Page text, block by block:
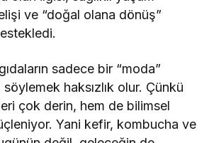
ve “doğal olana dönüş”
sadece bir “moda”
söylemek haksızlık olur. Çünkü
çok derin, hem de bilimsel
Yani kefir, kombucha ve